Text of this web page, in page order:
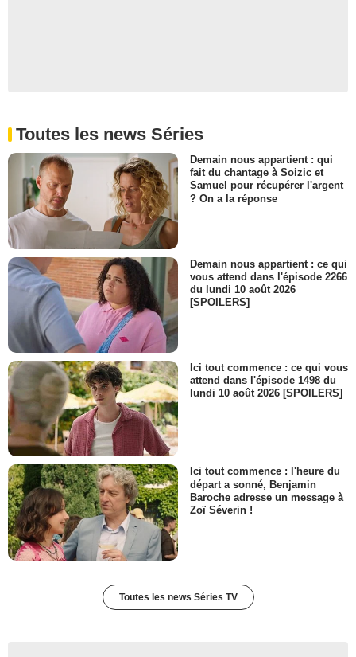
Toutes les news Séries
Demain nous appartient : qui
fait du chantage à Soizic et
Samuel pour récupérer l'argent
? On a la réponse
Demain nous appartient : ce qui
vous attend dans l'épisode 2266
du lundi 10 août 2026
[SPOILERS]
Ici tout commence : ce qui vous
attend dans l'épisode 1498 du
lundi 10 août 2026 [SPOILERS]
Ici tout commence : l'heure du
départ a sonné, Benjamin
Baroche adresse un message à
Zoï Séverin !
Toutes les news Séries TV